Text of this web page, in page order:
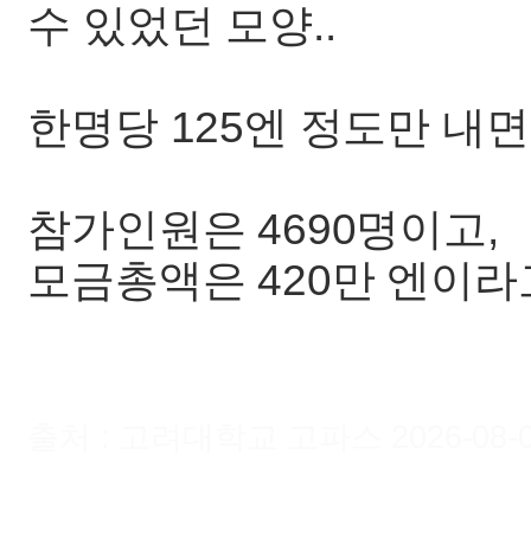
수 있었던 모양..
한명당 125엔 정도만 내
참가인원은 4690명이고,
모금총액은 420만 엔이라